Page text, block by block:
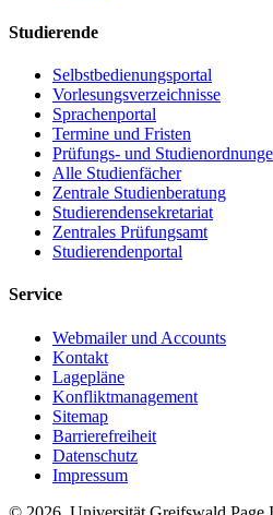
Studierende
Selbstbedienungsportal
Vorlesungsverzeichnisse
Sprachenportal
Termine und Fristen
Prüfungs- und
Alle Studienfächer
Zentrale Studienberatung
Studierendensekretariat
Zentrales Prüfungsamt
Studierendenportal
Service
Webmailer und Accounts
Kontakt
Lagepläne
Konfliktmanagement
Sitemap
Barrierefreiheit
Datenschutz
Impressum